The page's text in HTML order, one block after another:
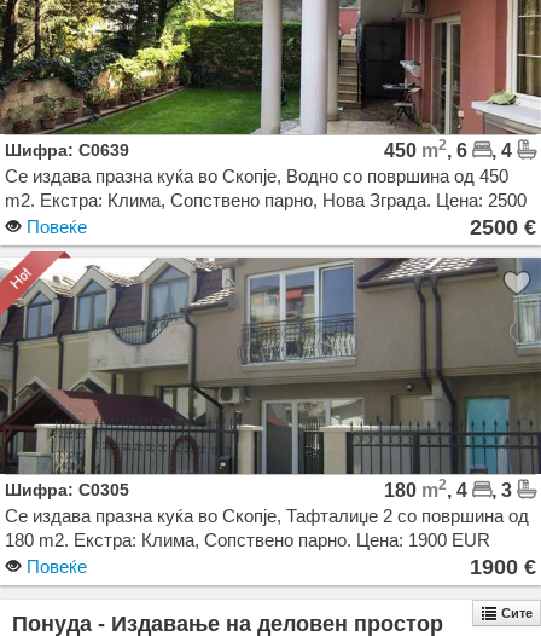
Шифра: C0639 450 m2, 6
, 4
Се издава празна куќа во Скопје, Водно со површина од 450
m2. Екстра: Клима, Сопствено парно, Нова Зграда. Цена: 2500
EURПовеќе 2500 €
Шифра: C0305 180 m2, 4
, 3
Се издава празна куќа во Скопје, Тафталиџе 2 со површина од
180 m2. Екстра: Клима, Сопствено парно. Цена: 1900 EUR
Повеќе
1900 €
Понуда - Издавање на деловен простор Сите